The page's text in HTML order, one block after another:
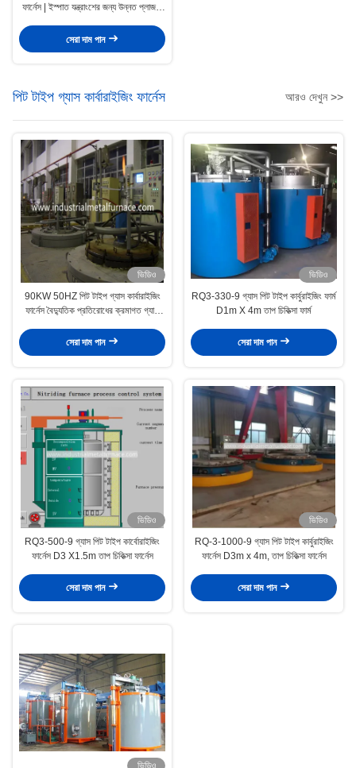
ফার্নেস | ইস্পাত যন্ত্রাংশের জন্য উন্নত প্লাজমা
সেরা দাম পান
পিট টাইপ গ্যাস কার্বারাইজিং ফার্নেস আরও দেখুন >>
ভিডিও
90KW 50HZ পিট টাইপ গ্যাস কার্বারাইজিং
ফার্নেস বৈদ্যুতিক প্রতিরোধের ক্রমাগত গ্যাস
সেরা দাম পান
ভিডিও
RQ3-330-9 গ্যাস পিট টাইপ কার্বুরাইজিং ফার্ম
D1m X 4m তাপ চিকিত্সা ফার্ম
সেরা দাম পান
ভিডিও
RQ3-500-9 গ্যাস পিট টাইপ কার্বোরাইজিং
ফার্নেস D3 X1.5m তাপ চিকিত্সা ফার্নেস
সেরা দাম পান
ভিডিও
RQ-3-1000-9 গ্যাস পিট টাইপ কার্বুরাইজিং
ফার্নেস D3m x 4m, তাপ চিকিত্সা ফার্নেস
সেরা দাম পান
ভিডিও